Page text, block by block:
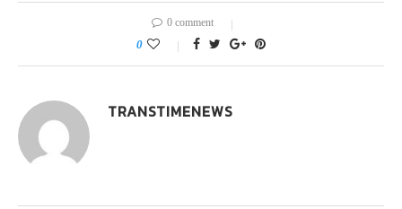
0 comment
0
TRANSTIMENEWS